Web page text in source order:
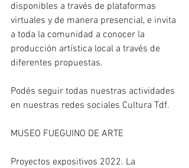
disponibles a través de plataformas
virtuales y de manera presencial, e invita
a toda la comunidad a conocer la
producción artística local a través de
diferentes propuestas.
Podés seguir todas nuestras actividades
en nuestras redes sociales Cultura Tdf.
MUSEO FUEGUINO DE ARTE
Proyectos expositivos 2022. La